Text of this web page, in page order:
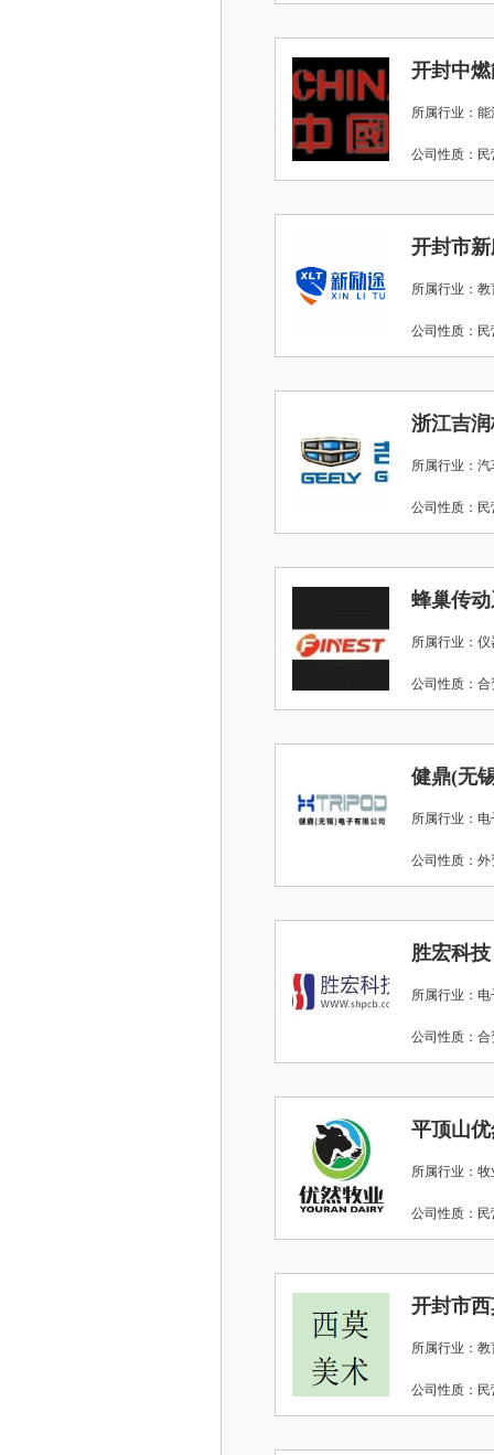
开封中
所属行业：
公司性质
开封市
所属行业：
公司性质
浙江吉
所属行业：
公司性质
蜂巢传
所属行业：
公司性质
健鼎(无
所属行业：
公司性质
胜宏科
所属行业：
公司性质
平顶山
所属行业：牧
公司性质
开封市
所属行业：
公司性质